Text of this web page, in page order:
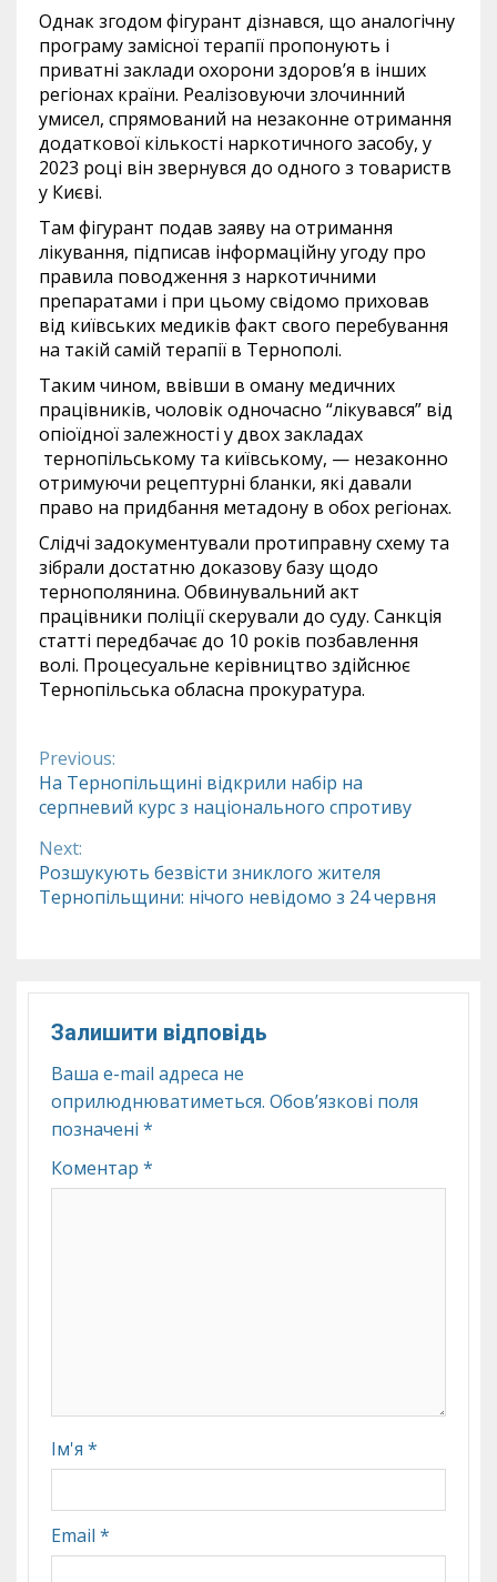
Однак згодом фігурант дізнався, що аналогічну
програму замісної терапії пропонують і
приватні заклади охорони здоров’я в інших
регіонах країни. Реалізовуючи злочинний
умисел, спрямований на незаконне отримання
додаткової кількості наркотичного засобу, у
2023 році він звернувся до одного з товариств
у Києві.
Там фігурант подав заяву на отримання
лікування, підписав інформаційну угоду про
правила поводження з наркотичними
препаратами і при цьому свідомо приховав
від київських медиків факт свого перебування
на такій самій терапії в Тернополі.
Таким чином, ввівши в оману медичних
працівників, чоловік одночасно “лікувався” від
опіоїдної залежності у двох закладах
тернопільському та київському, — незаконно
отримуючи рецептурні бланки, які давали
право на придбання метадону в обох регіонах.
Слідчі задокументували протиправну схему та
зібрали достатню доказову базу щодо
тернополянина. Обвинувальний акт
працівники поліції скерували до суду. Санкція
статті передбачає до 10 років позбавлення
волі. Процесуальне керівництво здійснює
Тернопільська обласна прокуратура.
Continue
Reading
Previous:
На Тернопільщині відкрили набір на
серпневий курс з національного спротиву
Next:
Розшукують безвісти зниклого жителя
Тернопільщини: нічого невідомо з 24 червня
Залишити відповідь
Ваша e-mail адреса не
оприлюднюватиметься. Обов’язкові поля
позначені *
Коментар *
Ім'я *
Email *